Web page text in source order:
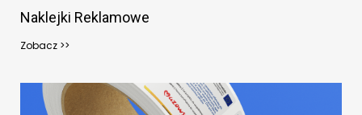
Naklejki Reklamowe
Zobacz >>